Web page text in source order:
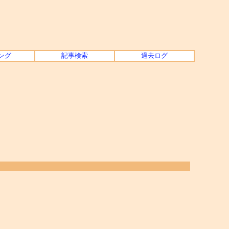
グ 記事検索 過去ログ